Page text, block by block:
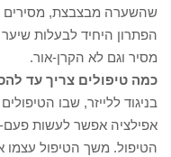
שהשערה מבצבצת, מסירים
הפתרון היחיד לבעלות שיער
מסיר וגם לא הקרן-אור.
כמה טיפולים צריך עד
בניגוד ללייזר, שבו
אפילציה אפשר לעשות
הטיפול. משך הטיפול עצמו